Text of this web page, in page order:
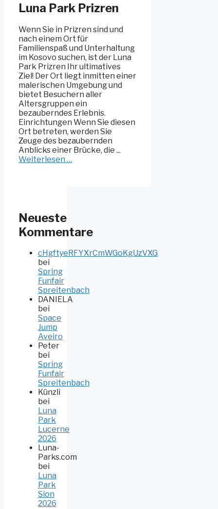
Luna Park Prizren
Wenn Sie in Prizren sind und
nach einem Ort für
Familienspaß und Unterhaltung
im Kosovo suchen, ist der Luna
Park Prizren Ihr ultimatives
Ziel! Der Ort liegt inmitten einer
malerischen Umgebung und
bietet Besuchern aller
Altersgruppen ein
bezauberndes Erlebnis.
Einrichtungen Wenn Sie diesen
Ort betreten, werden Sie
Zeuge des bezaubernden
Anblicks einer Brücke, die ...
Weiterlesen …
Neueste
Kommentare
cHgftyeRFYXrCmWGoKgUzVXG
bei
Spring
Funfair
Spreitenbach
DANIELA
bei
Space
Jump
Aveiro
Peter
bei
Spring
Funfair
Spreitenbach
Künzli
bei
Luna
Park
Lucerne
2026
Luna-
Parks.com
bei
Luna
Park
Sion
2026